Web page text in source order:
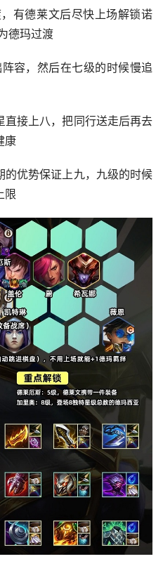
有德莱文后尽快上场解锁诺
德玛过渡
容，然后在七级的时候慢追
接上八，把同行送走后再去
康
优势保证上九，九级的时候
限